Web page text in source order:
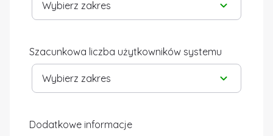
Wybierz zakres
Szacunkowa liczba użytkowników systemu
Wybierz zakres
Dodatkowe informacje